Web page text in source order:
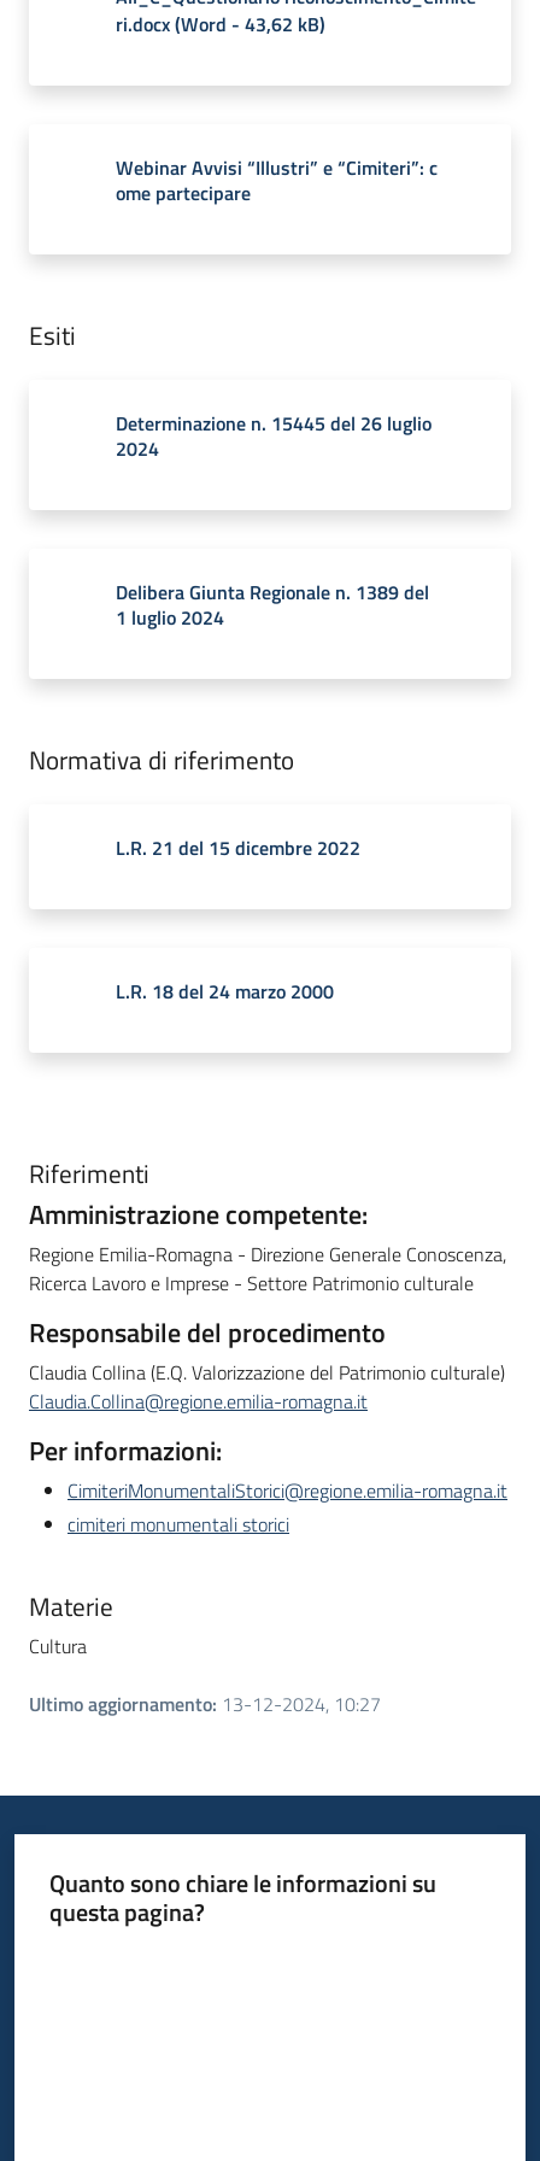
ri.docx(Word - 43,62 kB)
Webinar Avvisi “Illustri” e “Cimiteri”: c
ome partecipare
Esiti
Determinazione n. 15445 del 26 luglio
2024
Delibera Giunta Regionale n. 1389 del
1 luglio 2024
Normativa di riferimento
L.R. 21 del 15 dicembre 2022
L.R. 18 del 24 marzo 2000
Riferimenti
Amministrazione competente:
Regione Emilia-Romagna - Direzione Generale Conoscenza,
Ricerca Lavoro e Imprese - Settore Patrimonio culturale
Responsabile del procedimento
Claudia Collina (E.Q. Valorizzazione del Patrimonio culturale)
Claudia.Collina@regione.emilia-romagna.it
Per informazioni:
CimiteriMonumentaliStorici@regione.emilia-romagna.it
cimiteri monumentali storici
Materie
Cultura
Ultimo aggiornamento: 13-12-2024, 10:27
Quanto sono chiare le informazioni su
questa pagina?